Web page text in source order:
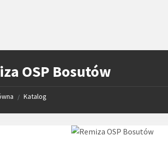
OSP Bosutów
/ Katalog